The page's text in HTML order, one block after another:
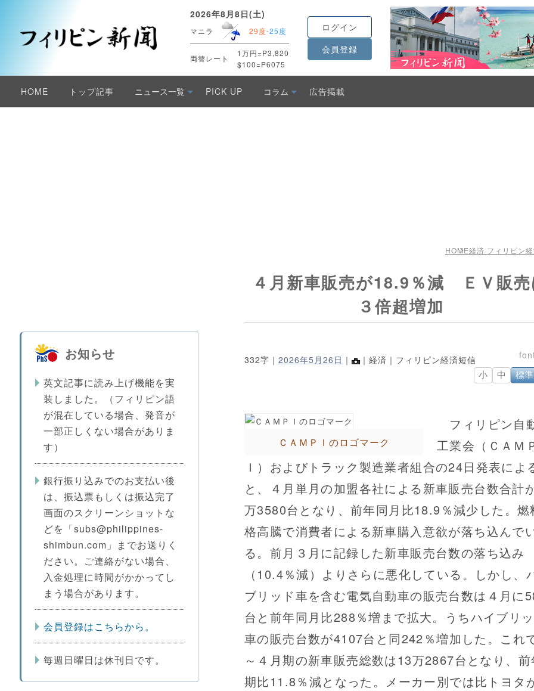
2026年8月8日(土)
マニラ 29度-25度
両替レート
1万円=P3,820
$100=P6075
ログイン
会員登録
HOME トップ記事 ニュース一覧 PICK UP コラム 広告掲載
お知らせ
英文記事に読み上げ機能を実
装しました。（フィリピン語
が混在している場合、発音が
一部正しくない場合がありま
す）
銀行振り込みでのお支払い後
は、振込票もしくは振込完了
画面のスクリーンショットな
どを「subs@philippines-
shimbun.com」までお送りく
ださい。ご連絡がない場合、
入金処理に時間がかかってし
まう場合があります。
会員登録はこちらから。
毎週日曜日は休刊日です。
HOME経済 フィリピン
４月新車販売が18.9％減 ＥＶ販売
３倍超増加
332字｜ 2026年5月26日 ｜ ｜経済｜フィリピン経済短信
小 中 標準
ＣＡＭＰＩのロゴマーク
フィリピン自
工業会（ＣＡＭ
Ｉ）およびトラック製造業者組合の24日発表によ
と、４月単月の加盟各社による新車販売台数合計
万3580台となり、前年同月比18.9％減少した。燃
格高騰で消費者による新車購入意欲が落ち込んで
る。前月３月に記録した新車販売台数の落ち込み
（10.4％減）よりさらに悪化している。しかし、
ブリッド車を含む電気自動車の販売台数は４月に
台と前年同月比288％増まで拡大。うちハイブリ
車の販売台数が4107台と同242％増加した。これ
～４月期の新車販売総数は13万2867台となり、前
期比11.8％減となった。メーカー別では比トヨタ